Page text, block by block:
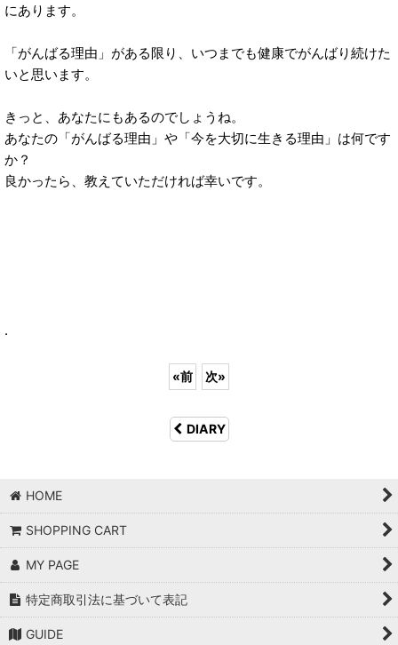
にあります。
「がんばる理由」がある限り、いつまでも健康でがんばり続けた
いと思います。
きっと、あなたにもあるのでしょうね。
あなたの「がんばる理由」や「今を大切に生きる理由」は何です
か？
良かったら、教えていただければ幸いです。
.
«前 次»
DIARY
HOME
SHOPPING CART
MY PAGE
特定商取引法に基づいて表記
GUIDE